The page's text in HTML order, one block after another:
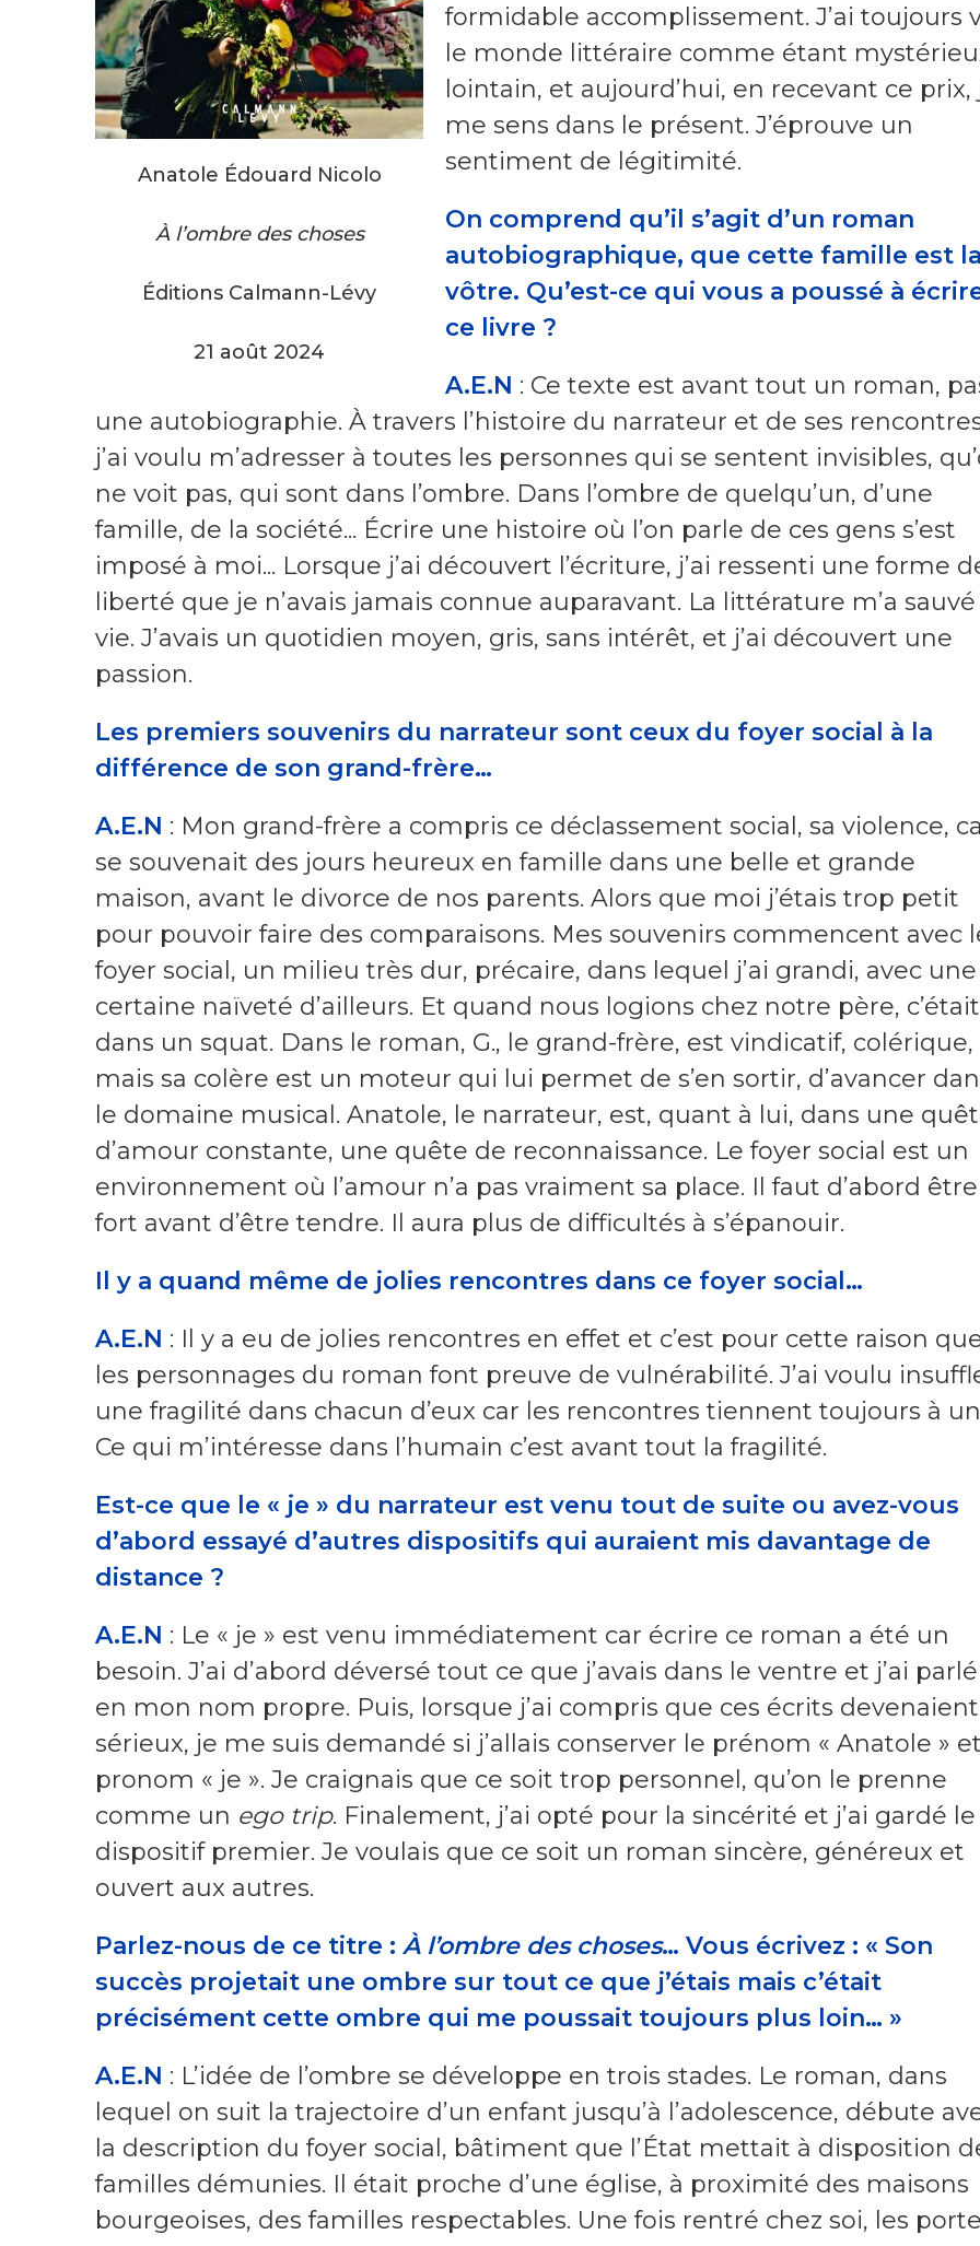
Anatole Édouard Nicolo
À l’ombre des choses
Éditions Calmann-Lévy
21 août 2024
formidable accomplissement. J’ai toujours
le monde littéraire comme étant
lointain, et aujourd’hui, en recevant ce prix,
me sens dans le présent. J’éprouve un
sentiment de légitimité.
On comprend qu’il s’agit d’un roman
autobiographique, que cette famille est la
vôtre. Qu’est-ce qui vous a poussé à
ce livre ?
A.E.N : Ce texte est avant tout un roman,
une autobiographie. À travers l’histoire du narrateur et de ses
j’ai voulu m’adresser à toutes les personnes qui se sentent invisibles,
ne voit pas, qui sont dans l’ombre. Dans l’ombre de quelqu’un, d’une
famille, de la société... Écrire une histoire où l’on parle de ces gens s’est
imposé à moi... Lorsque j’ai découvert l’écriture, j’ai ressenti une forme
liberté que je n’avais jamais connue auparavant. La littérature m’a sauvé
vie. J’avais un quotidien moyen, gris, sans intérêt, et j’ai découvert une
passion.
Les premiers souvenirs du narrateur sont ceux du foyer social à la
différence de son grand-frère…
A.E.N : Mon grand-frère a compris ce déclassement social, sa violence,
se souvenait des jours heureux en famille dans une belle et grande
maison, avant le divorce de nos parents. Alors que moi j’étais trop petit
pour pouvoir faire des comparaisons. Mes souvenirs commencent avec
foyer social, un milieu très dur, précaire, dans lequel j’ai grandi, avec une
certaine naïveté d’ailleurs. Et quand nous logions chez notre père, c’était
dans un squat. Dans le roman, G., le grand-frère, est vindicatif, colérique,
mais sa colère est un moteur qui lui permet de s’en sortir, d’avancer
le domaine musical. Anatole, le narrateur, est, quant à lui, dans une
d’amour constante, une quête de reconnaissance. Le foyer social est un
environnement où l’amour n’a pas vraiment sa place. Il faut d’abord être
fort avant d’être tendre. Il aura plus de difficultés à s’épanouir.
Il y a quand même de jolies rencontres dans ce foyer social…
A.E.N : Il y a eu de jolies rencontres en effet et c’est pour cette raison
les personnages du roman font preuve de vulnérabilité. J’ai voulu
une fragilité dans chacun d’eux car les rencontres tiennent toujours à
Ce qui m’intéresse dans l’humain c’est avant tout la fragilité.
Est-ce que le « je » du narrateur est venu tout de suite ou avez-vous
d’abord essayé d’autres dispositifs qui auraient mis davantage de
distance ?
A.E.N : Le « je » est venu immédiatement car écrire ce roman a été un
besoin. J’ai d’abord déversé tout ce que j’avais dans le ventre et j’ai parlé
en mon nom propre. Puis, lorsque j’ai compris que ces écrits devenaient
sérieux, je me suis demandé si j’allais conserver le prénom « Anatole »
pronom « je ». Je craignais que ce soit trop personnel, qu’on le prenne
comme un ego trip. Finalement, j’ai opté pour la sincérité et j’ai gardé le
dispositif premier. Je voulais que ce soit un roman sincère, généreux et
ouvert aux autres.
Parlez-nous de ce titre : À l’ombre des choses… Vous écrivez : « Son
succès projetait une ombre sur tout ce que j’étais mais c’était
précisément cette ombre qui me poussait toujours plus loin… »
A.E.N : L’idée de l’ombre se développe en trois stades. Le roman, dans
lequel on suit la trajectoire d’un enfant jusqu’à l’adolescence, débute
la description du foyer social, bâtiment que l’État mettait à disposition
familles démunies. Il était proche d’une église, à proximité des maisons
bourgeoises, des familles respectables. Une fois rentré chez soi, les